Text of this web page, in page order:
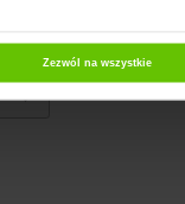
Zezwól na wszystkie